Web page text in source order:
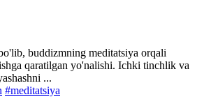
buddizmning meditatsiya orqali
qaratilgan yo'nalishi. Ichki tinchlik va
...
#meditatsiya